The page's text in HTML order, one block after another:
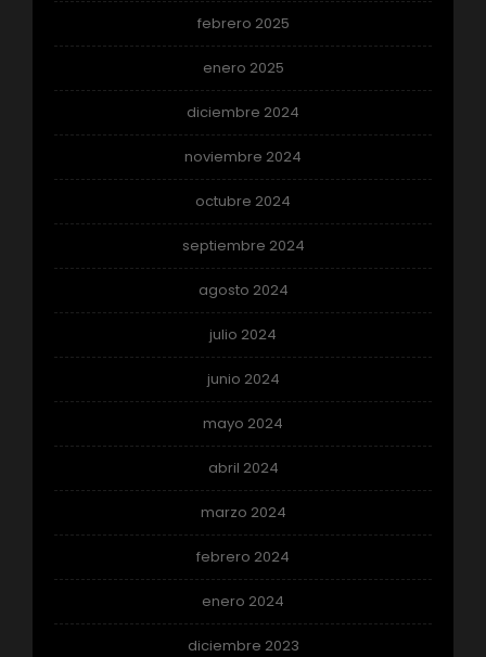
febrero 2025
enero 2025
diciembre 2024
noviembre 2024
octubre 2024
septiembre 2024
agosto 2024
julio 2024
junio 2024
mayo 2024
abril 2024
marzo 2024
febrero 2024
enero 2024
diciembre 2023